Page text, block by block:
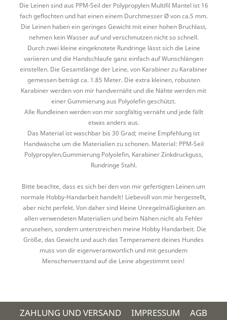
Die Leinen sind aus PPM-Seil der Polypropylen Multifil Mantel ist 16
fach geflochten und hat einen einem Durchmesser Ø von ca.5 mm.
Die Leinen haben ein geringes Gewicht mit einer hohen Bruchlast,
nehmen kein Wasser auf und verschmutzen nicht so schnell.
Durch zwei kleine eingeknotete Rundringe lässt sich die Leine
variieren und die Handschlaufe ganz einfach auf Wunschlängen
einstellen. Die Gesamtlänge der Leine, von Karabiner zu Karabiner
gemessen beträgt ca. 1.85 Meter. Die extra kleinen, robusten
Karabiner werden von mir handvernäht und die Nähte werden mit
einer Gummierung aus Polyolefin geschützt.
Alle Rundleinen werden von mir sorgfältig vernäht und jede fällt
etwas anders aus.
Das Material ist waschbar bis 30 Grad; meine Empfehlung ist
Handwäsche um die Materialien zu schonen. Material: PPM-Seil
Polypropylen,Gummierung Polyolefin, Karabiner Zinkdruckguss,
Rundringe Stahl.
Bitte beachte, dass es sich bei den von mir gefertigten Leinen um
normale Hobby-Handarbeit handelt! Liebevoll von mir hergestellt,
aber nicht perfekt. Von daher sind kleine Unregelmäßigkeiten an
allen verwendeten Materialien und beim Nähen nicht als Fehler
anzusehen, sondern unterstreichen meine Hobby Handarbeit. Die
Größe, das Gewicht und auch das Temperament deines Hundes
muss von dir eigenverantwortlich und mit gesundem
Menschenverstand auf die Leine abgestimmt sein!
ZAHLUNG UND VERSAND IMPRESSUM
AGB